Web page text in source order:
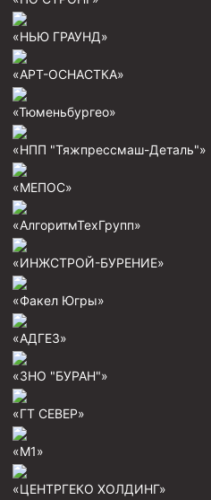
Центраторы колонные
Герметизаторы устьевые
Башмаки колонные
Инструмент для бурения и
Перья гидромониторные
Пауки гидравлические
Пауки механические
Скреперы механические
Штанголовки
Удочки ловильные
«НЬЮ ГРАУНД»
«АРТ-ОСНАСТКА»
«Тюменьбургео»
«НПП "Тяжпрессмаш-Деталь"»
«МЕПОС»
«АлгоритмТехГрупп»
«ИНЖСТРОЙ-БУРЕНИЕ»
«Факел Югры»
«АДГЕЗ»
«ЗНО "БУРАН"»
«ГТ СЕВЕР»
«М1»
«ЦЕНТРГЕКО ХОЛДИНГ»